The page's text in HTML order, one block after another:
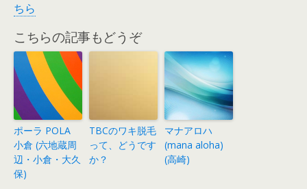
ちら
こちらの記事もどうぞ
ポーラ POLA
小倉 (六地蔵周
辺・小倉・大久
保)
TBCのワキ脱毛
って、どうです
か？
マナアロハ
(mana aloha)
(高崎)